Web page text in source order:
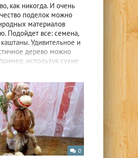
как никогда. И очень
поделок можно
материалов
Подойдет все: семена,
Удивительное и
дерево можно
используя сухие
0